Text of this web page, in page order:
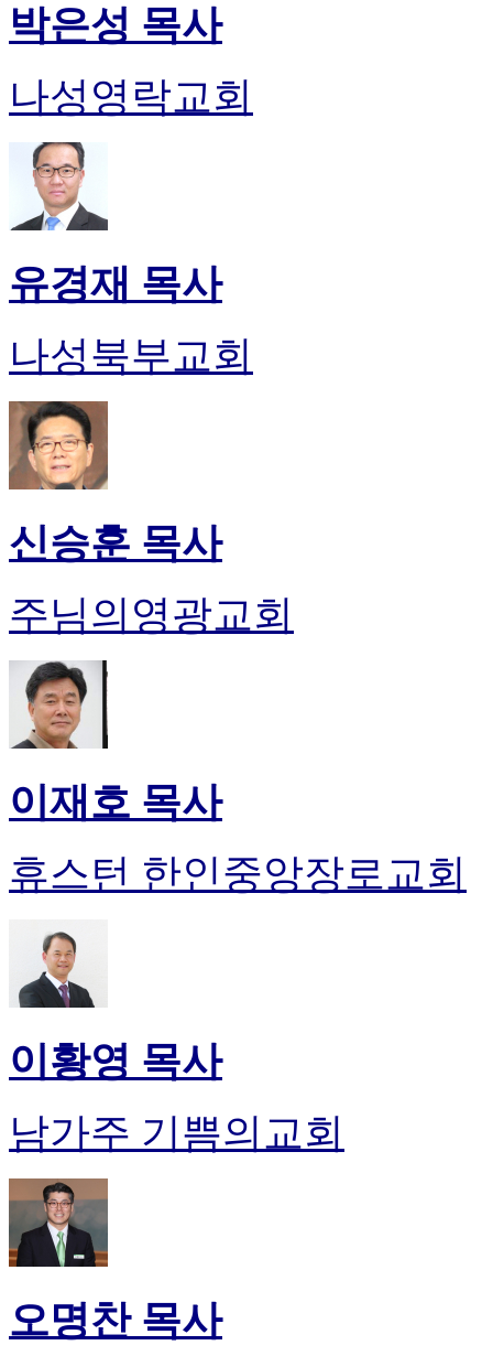
박은성 목사
나성영락교회
유경재 목사
나성북부교회
신승훈 목사
주님의영광교회
이재호 목사
휴스턴 한인중앙장로교회
이황영 목사
남가주 기쁨의교회
오명찬 목사